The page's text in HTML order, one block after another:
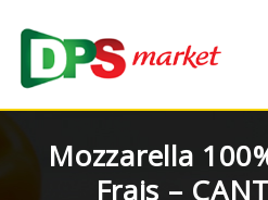
Mozzarella
Frais –